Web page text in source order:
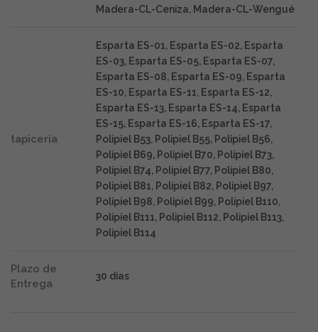
Madera-CL-Ceniza, Madera-CL-Wengué
tapiceria
Esparta ES-01, Esparta ES-02, Esparta
ES-03, Esparta ES-05, Esparta ES-07,
Esparta ES-08, Esparta ES-09, Esparta
ES-10, Esparta ES-11, Esparta ES-12,
Esparta ES-13, Esparta ES-14, Esparta
ES-15, Esparta ES-16, Esparta ES-17,
Polipiel B53, Polipiel B55, Polipiel B56,
Polipiel B69, Polipiel B70, Polipiel B73,
Polipiel B74, Polipiel B77, Polipiel B80,
Polipiel B81, Polipiel B82, Polipiel B97,
Polipiel B98, Polipiel B99, Polipiel B110,
Polipiel B111, Polipiel B112, Polipiel B113,
Polipiel B114
Plazo de
Entrega
30 días